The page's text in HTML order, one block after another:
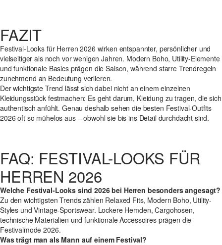
FAZIT
Festival-Looks für Herren 2026 wirken entspannter, persönlicher und
vielseitiger als noch vor wenigen Jahren. Modern Boho, Utility-Elemente
und funktionale Basics prägen die Saison, während starre Trendregeln
zunehmend an Bedeutung verlieren.
Der wichtigste Trend lässt sich dabei nicht an einem einzelnen
Kleidungsstück festmachen: Es geht darum, Kleidung zu tragen, die sich
authentisch anfühlt. Genau deshalb sehen die besten Festival-Outfits
2026 oft so mühelos aus – obwohl sie bis ins Detail durchdacht sind.
FAQ: FESTIVAL-LOOKS FÜR
HERREN 2026
Welche Festival-Looks sind 2026 bei Herren besonders angesagt?
Zu den wichtigsten Trends zählen Relaxed Fits, Modern Boho, Utility-
Styles und Vintage-Sportswear. Lockere Hemden, Cargohosen,
technische Materialien und funktionale Accessoires prägen die
Festivalmode 2026.
Was trägt man als Mann auf einem Festival?